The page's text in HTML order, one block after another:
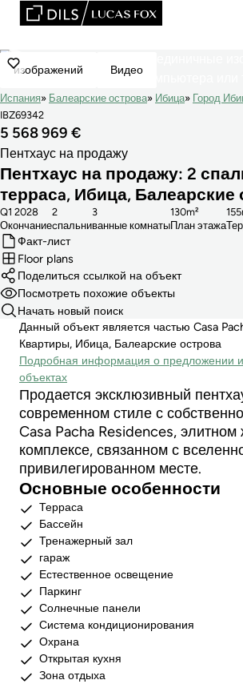
изображений Видео
Испания Балеарские острова Ибица Город
IBZ69342
5 568 969 €
Пентхаус на продажу
Пентхаус на продажу: 2
террасa, Ибица, Балеарские
Окончание
Q1 2028
cпальни
2
ванные комнаты
3
План этажа
130m²
Факт-лист
Floor plans
Поделиться ссылкой на объект
Посмотреть похожие объекты
Начать новый поиск
Данный объект является частью Casa
Квартиры, Ибица, Балеарские острова
Подробная информация о предложении
объектах
Продается эксклюзивный
современном стиле с
Casa Pacha Residences,
комплексе, связанном с
привилегированном месте.
Основные особенности
Терраса
Бассейн
Тренажерный зал
гараж
Естественное освещение
Паркинг
Солнечные панели
Система кондиционирования
Охрана
Открытая кухня
Зона отдыха